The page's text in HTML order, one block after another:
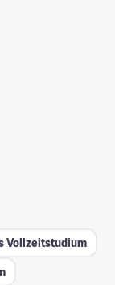
Vollzeitstudium